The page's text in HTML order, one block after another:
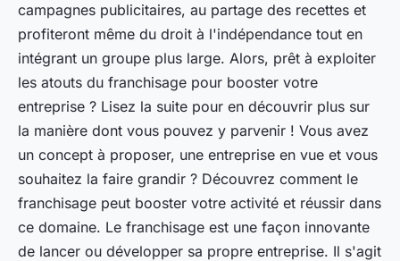
campagnes publicitaires, au partage des recettes et
profiteront même du droit à l'indépendance tout en
intégrant un groupe plus large. Alors, prêt à exploiter
les atouts du franchisage pour booster votre
entreprise ? Lisez la suite pour en découvrir plus sur
la manière dont vous pouvez y parvenir ! Vous avez
un concept à proposer, une entreprise en vue et vous
souhaitez la faire grandir ? Découvrez comment le
franchisage peut booster votre activité et réussir dans
ce domaine. Le franchisage est une façon innovante
de lancer ou développer sa propre entreprise. Il s'agit